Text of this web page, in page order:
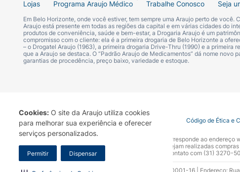
Cookies: O site da Araujo utiliza cookies
para melhorar sua experiência e oferecer
serviços personalizados.
Permitir Dispensar
Fortini Multi Fiber já vem pronto para beber.
Ingredientes
Água, maltodextrina, xarope de glicose, óleos
amido resistente, oligofrutose, goma arábica
lactato ferroso, sulfato de zinco, L-carnitina,
biotina, colecalciferol, D-pantotenato de
cloridrato de piridoxina, ácido N-pteroil-L-
fitomenadiona, emulsificante lecitina de soja e
Fortini Plus Multi Fiber foi desenvolvido para
Lojas
Programa Araujo Médico Trabalhe Conosco Seja
Em Belo Horizonte, onde você estiver, tem sempre uma Araujo perto de
Araujo está presente em todas as regiões da capital e em várias cidades do
produtos de conveniência, saúde e bem-estar, a Drogaria Araujo é um
compromisso com o cliente: ela é a primeira drogaria de Belo Horizonte a
– o Drogatel Araujo (1963), a primeira drogaria Drive-Thru (1990) e a primeira
que a Araujo se destaca. O “Padrão Araujo de Medicamentos” dá nome
garantias de procedência, preço baixo, variedade e estoque.
Termo de Uso Portal da Privacidade Covid-19 Código de Ética e
A Drogaria Araujo S/A informa que o seu site oficial corresponde ao
marca. Para sua segurança recomendamos que não sejam realizadas
Araujo S.A. Em caso de dúvidas, gentileza entrar em contato com (31) 3270-
Razão Social: Drogaria Araujo S.A | CNPJ: 17.256.512.0001-16 | Endereço: